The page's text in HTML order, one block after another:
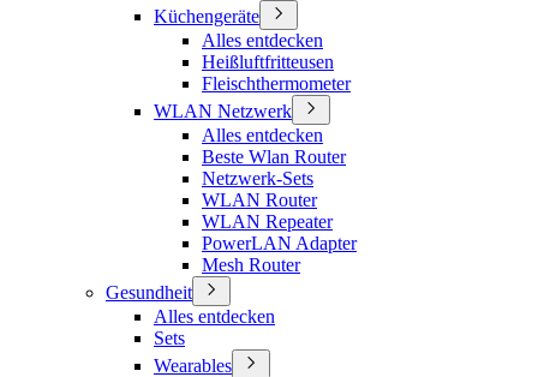
Küchengeräte
Alles entdecken
Heißluftfritteusen
Fleischthermometer
WLAN Netzwerk
Alles entdecken
Beste Wlan Router
Netzwerk-Sets
WLAN Router
WLAN Repeater
PowerLAN Adapter
Mesh Router
Gesundheit
Alles entdecken
Sets
Wearables